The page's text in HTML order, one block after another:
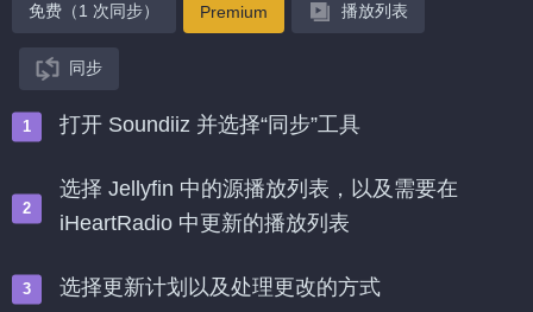
免费（1 次同步） Premium 播放列表
同步
打开 Soundiiz 并选择“同步”工具
选择 Jellyfin 中的源播放列表，以及需要在
iHeartRadio 中更新的播放列表
选择更新计划以及处理更改的方式